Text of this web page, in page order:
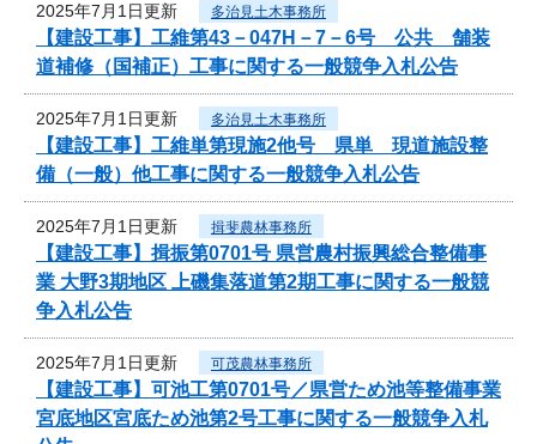
2025年7月1日更新 多治見土木事務所
【建設工事】工維第43－047H－7－6号 公共 舗装
道補修（国補正）工事に関する一般競争入札公告
2025年7月1日更新 多治見土木事務所
【建設工事】工維単第現施2他号 県単 現道施設整
備（一般）他工事に関する一般競争入札公告
2025年7月1日更新 揖斐農林事務所
【建設工事】揖振第0701号 県営農村振興総合整備事
業 大野3期地区 上磯集落道第2期工事に関する一般競
争入札公告
2025年7月1日更新 可茂農林事務所
【建設工事】可池工第0701号／県営ため池等整備事業
宮底地区宮底ため池第2号工事に関する一般競争入札